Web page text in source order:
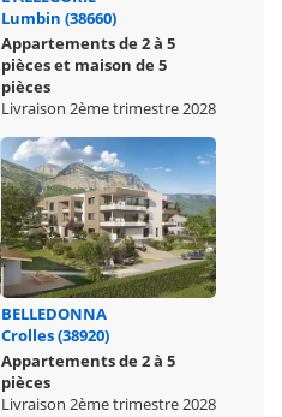
Lumbin (38660)
Appartements de 2 à 5
pièces et maison de 5
pièces
Livraison 2ème trimestre 2028
BELLEDONNA
Crolles (38920)
Appartements de 2 à 5
pièces
Livraison 2ème trimestre 2028